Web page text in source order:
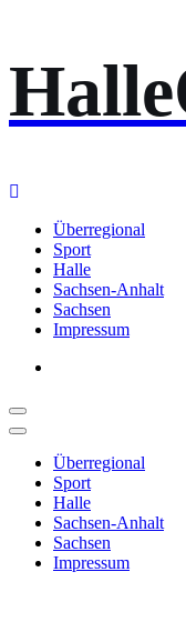
Inhalt
springen
Überregional
Sport
Halle
Sachsen-Anhalt
Sachsen
Impressum
Überregional
Sport
Halle
Sachsen-Anhalt
Sachsen
Impressum